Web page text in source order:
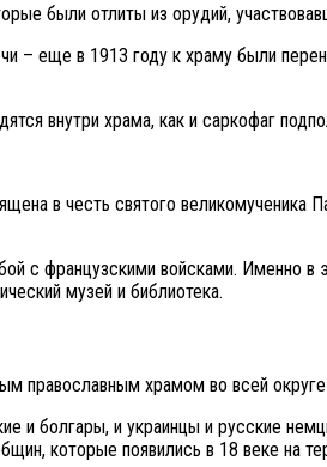
были отлиты из орудий,
еще в 1913 году к храму были
внутри храма, как и саркофаг
в честь святого
с французскими войсками. Именно
музей и библиотека.
православным храмом во всей
болгары, и украинцы и русские
которые появились в 18 веке на